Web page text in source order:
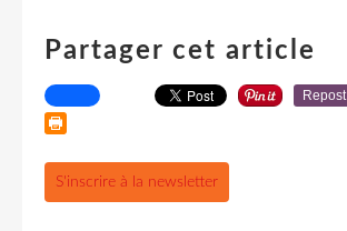
Partager cet article
Repost
S'inscrire à la newsletter